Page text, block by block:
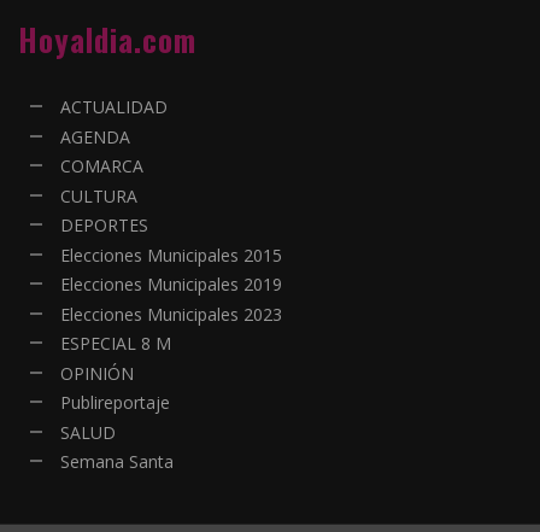
Hoyaldia.com
ACTUALIDAD
AGENDA
COMARCA
CULTURA
DEPORTES
Elecciones Municipales 2015
Elecciones Municipales 2019
Elecciones Municipales 2023
ESPECIAL 8 M
OPINIÓN
Publireportaje
SALUD
Semana Santa